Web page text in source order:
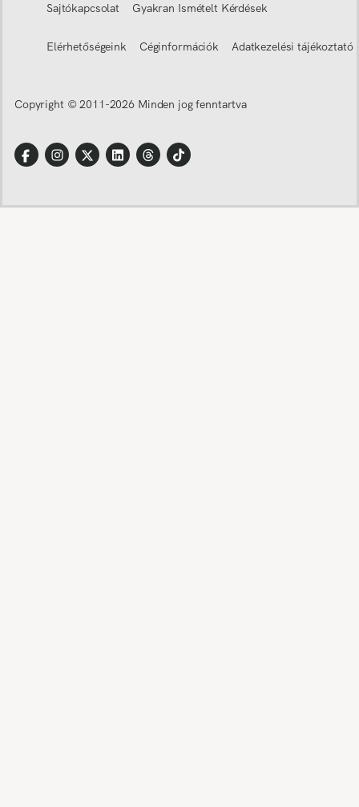
Sajtókapcsolat Gyakran Ismételt Kérdések
Elérhetőségeink Céginformációk Adatkezelési tájékoztató
Copyright © 2011-2026 Minden jog fenntartva